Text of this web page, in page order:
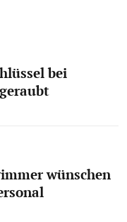
bei
wünschen